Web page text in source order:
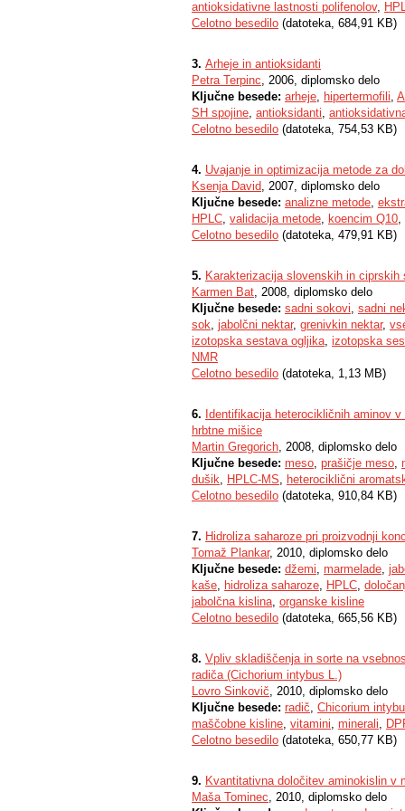
antioksidativne lastnosti polifenolov,
Celotno besedilo (datoteka, 684,91 KB)
3. Arheje in antioksidanti
Petra Terpinc, 2006, diplomsko delo
Ključne besede: arheje, hipertermofili,
SH spojine, antioksidanti,
Celotno besedilo (datoteka, 754,53 KB)
4. Uvajanje in optimizacija metode za
Ksenja David, 2007, diplomsko delo
Ključne besede: analizne metode,
HPLC, validacija metode, koencim Q10,
Celotno besedilo (datoteka, 479,91 KB)
5. Karakterizacija slovenskih in
Karmen Bat, 2008, diplomsko delo
Ključne besede: sadni sokovi, sadni
sok, jabolčni nektar, grenivkin nektar,
izotopska sestava ogljika, izotopska
NMR
Celotno besedilo (datoteka, 1,13 MB)
6. Identifikacija heterocikličnih aminov
hrbtne mišice
Martin Gregorich, 2008, diplomsko delo
Ključne besede: meso, prašičje meso,
dušik, HPLC-MS, heterociklični
Celotno besedilo (datoteka, 910,84 KB)
7. Hidroliza saharoze pri proizvodnji
Tomaž Plankar, 2010, diplomsko delo
Ključne besede: džemi, marmelade,
kaše, hidroliza saharoze, HPLC,
jabolčna kislina, organske kisline
Celotno besedilo (datoteka, 665,56 KB)
8. Vpliv skladiščenja in sorte na
radiča (Cichorium intybus L.)
Lovro Sinkovič, 2010, diplomsko delo
Ključne besede: radič, Chicorium
maščobne kisline, vitamini, minerali,
Celotno besedilo (datoteka, 650,77 KB)
9. Kvantitativna določitev aminokislin v
Maša Tominec, 2010, diplomsko delo